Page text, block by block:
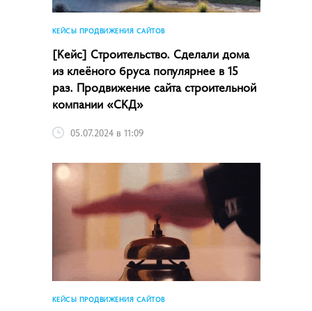
КЕЙСЫ ПРОДВИЖЕНИЯ САЙТОВ
[Кейс] Строительство. Сделали дома
из клеёного бруса популярнее в 15
раз. Продвижение сайта строительной
компании «СКД»
05.07.2024 в 11:09
КЕЙСЫ ПРОДВИЖЕНИЯ САЙТОВ